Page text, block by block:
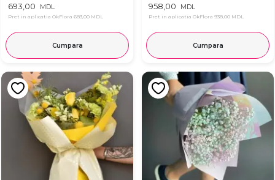
693,00 MDL
Pret in aplicatia OkFlora 683,00 MDL
Cumpara
958,00 MDL
Pret in aplicatia OkFlora 938,00 MDL
Cumpara